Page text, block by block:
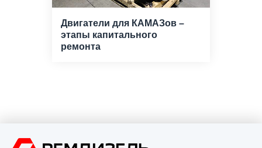
Двигатели для КАМАЗов –
этапы капитального
ремонта